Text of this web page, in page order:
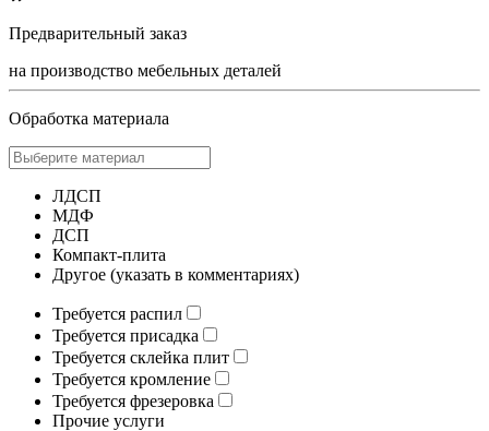
Предварительный заказ
на производство мебельных деталей
Обработка материала
ЛДСП
МДФ
ДСП
Компакт-плита
Другое (указать в комментариях)
Требуется распил
Требуется присадка
Требуется склейка плит
Требуется кромление
Требуется фрезеровка
Прочие услуги